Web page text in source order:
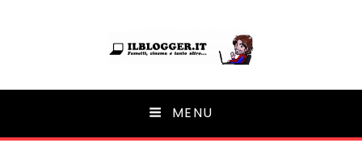
Ilblogger.it
Il portalino di blog | MENU